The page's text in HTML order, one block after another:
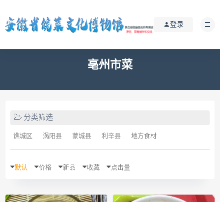
登录
亳州市菜
分类筛选
谯城区 涡阳县 蒙城县 利辛县 地方食材
默认 价格 新品 收藏 点击量